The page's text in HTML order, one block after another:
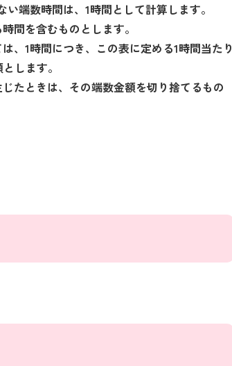
端数時間は、1時間として計算します。
間を含むものとします。
、1時間につき、この表に定める1時間当たり
します。
たときは、その端数金額を切り捨てるもの